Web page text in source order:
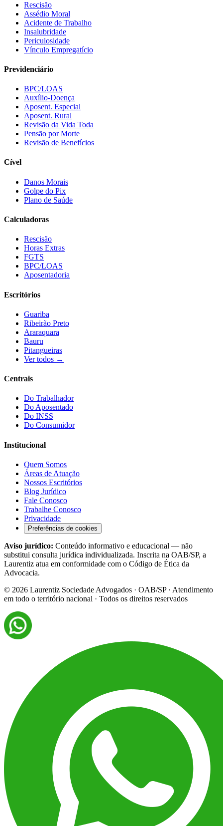
Rescisão
Assédio Moral
Acidente de Trabalho
Insalubridade
Periculosidade
Vínculo Empregatício
Previdenciário
BPC/LOAS
Auxílio-Doença
Aposent. Especial
Aposent. Rural
Revisão da Vida Toda
Pensão por Morte
Revisão de Benefícios
Cível
Danos Morais
Golpe do Pix
Plano de Saúde
Calculadoras
Rescisão
Horas Extras
FGTS
BPC/LOAS
Aposentadoria
Escritórios
Guariba
Ribeirão Preto
Araraquara
Bauru
Pitangueiras
Ver todos →
Centrais
Do Trabalhador
Do Aposentado
Do INSS
Do Consumidor
Institucional
Quem Somos
Áreas de Atuação
Nossos Escritórios
Blog Jurídico
Fale Conosco
Trabalhe Conosco
Privacidade
Preferências de cookies
Aviso jurídico: Conteúdo informativo e educacional — não
substitui consulta jurídica individualizada. Inscrita na OAB/SP, a
Laurentiz atua em conformidade com o Código de Ética da
Advocacia.
© 2026 Laurentiz Sociedade Advogados · OAB/SP · Atendimento
em todo o território nacional · Todos os direitos reservados